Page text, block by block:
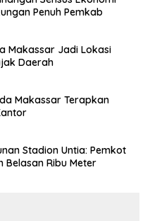
Penuh Pemkab
Makassar Jadi Lokasi
Daerah
Makassar Terapkan
Stadion Untia: Pemkot
Belasan Ribu Meter